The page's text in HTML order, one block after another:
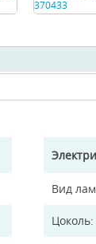
Вид
Цоколь